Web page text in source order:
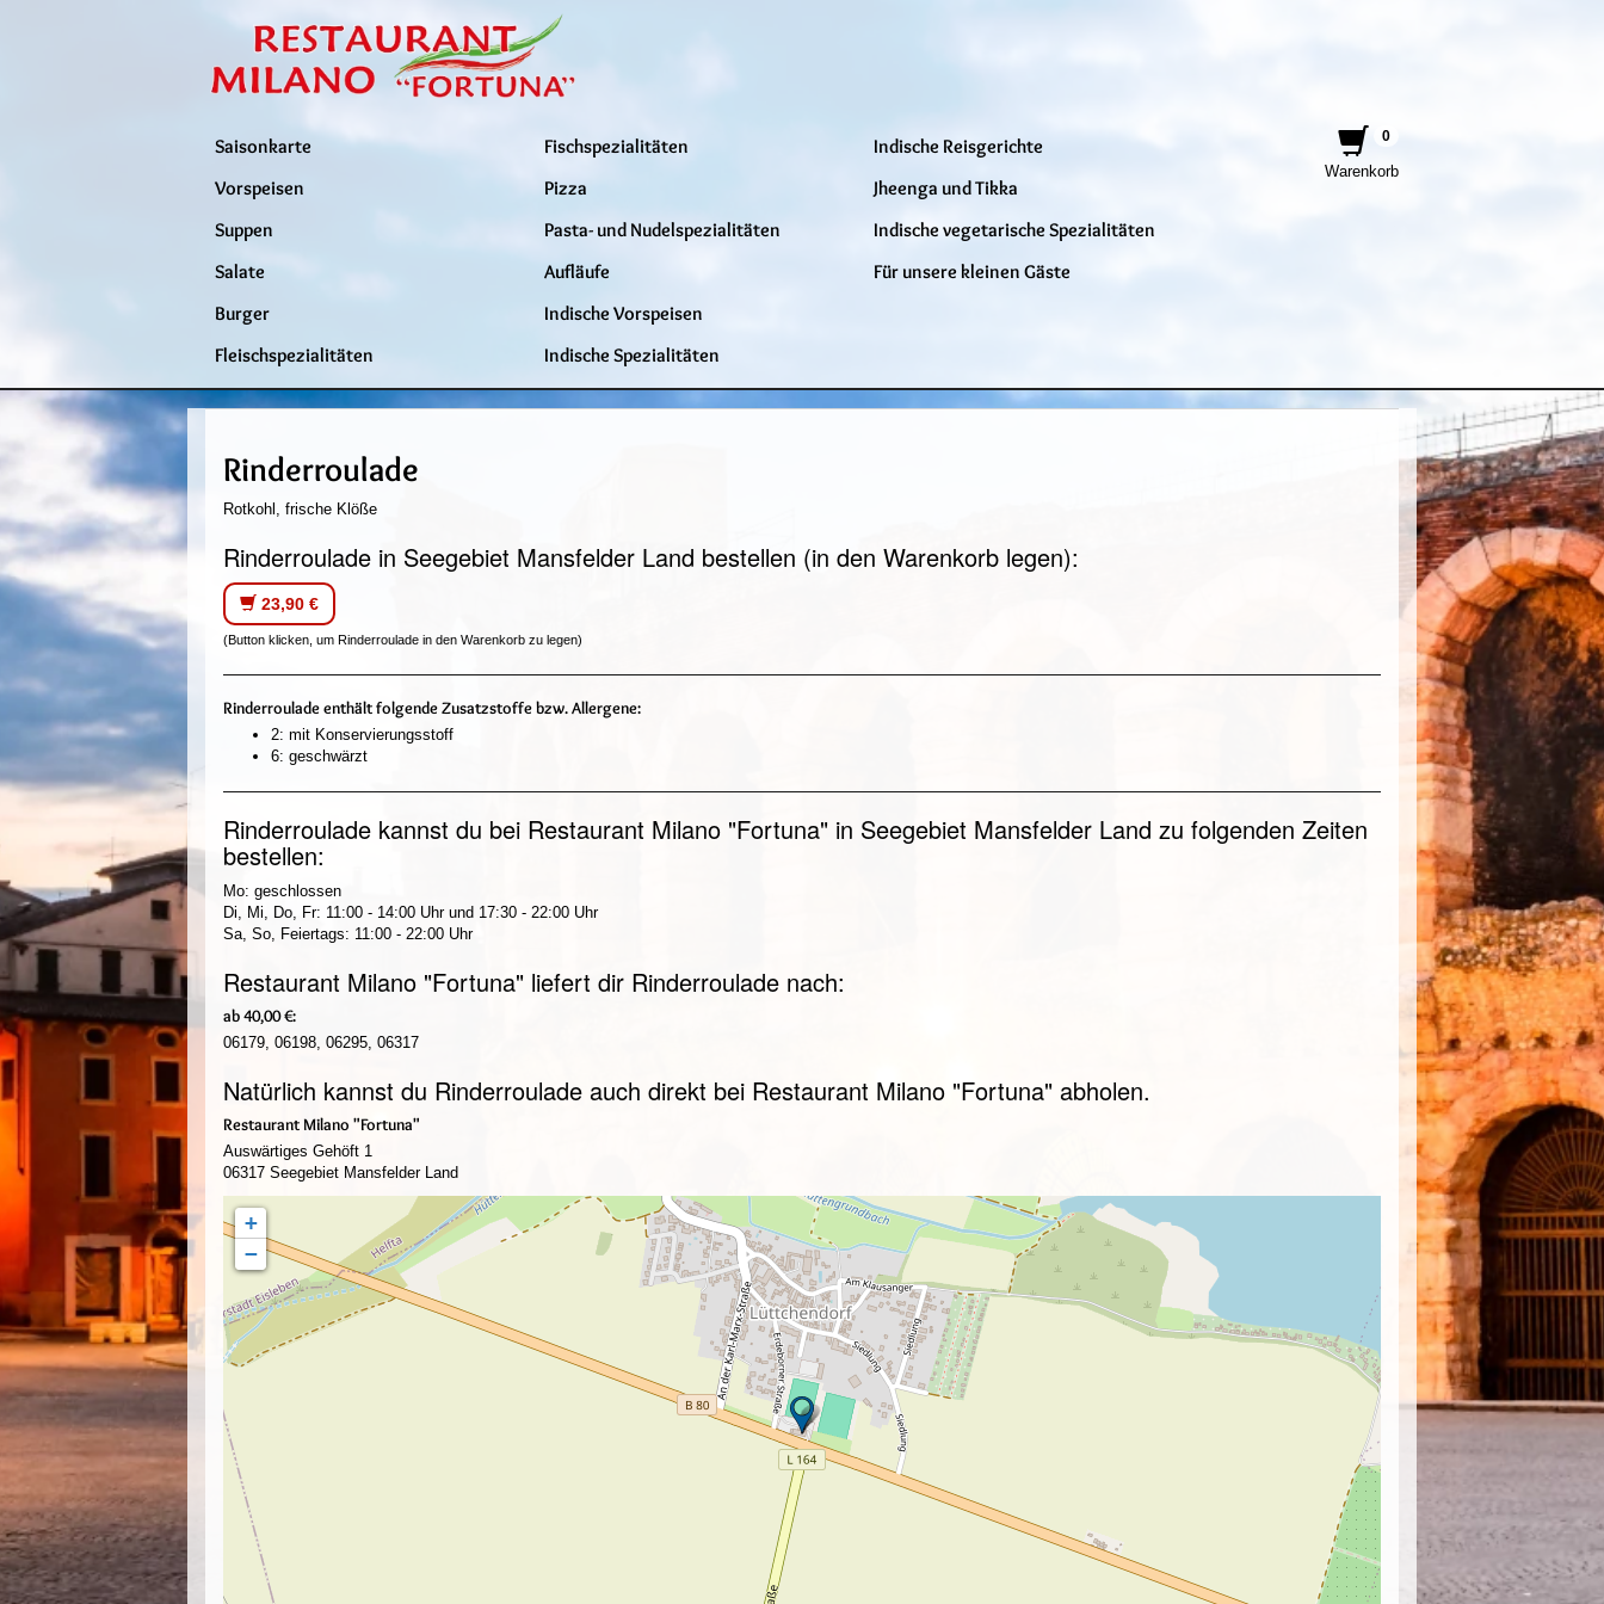
Saisonkarte
Vorspeisen
Suppen
Salate
Burger
Fleischspezialitäten
Fischspezialitäten
Pizza
Pasta- und Nudelspezialitäten
Aufläufe
Indische Vorspeisen
Indische Spezialitäten
Indische Reisgerichte
Jheenga und Tikka
Indische vegetarische Spezialitäten
Für unsere kleinen Gäste
0
Warenkorb
Rinderroulade
Rotkohl, frische Klöße
Rinderroulade in Seegebiet Mansfelder Land bestellen (in den Warenkorb legen):
23,90 €
(Button klicken, um Rinderroulade in den Warenkorb zu legen)
Rinderroulade enthält folgende Zusatzstoffe bzw. Allergene:
2: mit Konservierungsstoff
6: geschwärzt
Rinderroulade kannst du bei Restaurant Milano "Fortuna" in Seegebiet Mansfelder Land zu folgenden Zeiten
bestellen:
Mo: geschlossen
Di, Mi, Do, Fr: 11:00 - 14:00 Uhr und 17:30 - 22:00 Uhr
Sa, So, Feiertags: 11:00 - 22:00 Uhr
Restaurant Milano "Fortuna" liefert dir Rinderroulade nach:
ab 40,00 €:
06179, 06198, 06295, 06317
Natürlich kannst du Rinderroulade auch direkt bei Restaurant Milano "Fortuna" abholen.
Restaurant Milano "Fortuna"
Auswärtiges Gehöft 1
06317 Seegebiet Mansfelder Land
+
−